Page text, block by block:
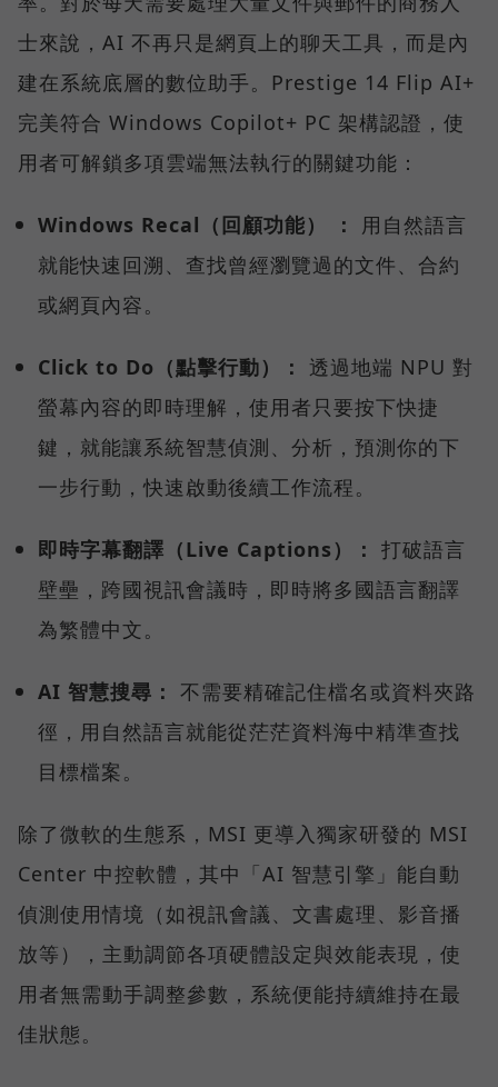
士來說，AI 不再只是網頁上的聊天工具，而是內
建在系統底層的數位助手。Prestige 14 Flip AI+
完美符合 Windows Copilot+ PC 架構認證，使
用者可解鎖多項雲端無法執行的關鍵功能：
Windows Recal（回顧功能） ：
用自然語言
就能快速回溯、查找曾經瀏覽過的文件、合約
或網頁內容。
Click to Do（點擊行動）： 透過地端 NPU 對
螢幕內容的即時理解，使用者只要按下快捷
鍵，就能讓系統智慧偵測、分析，預測你的下
一步行動，快速啟動後續工作流程。
即時字幕翻譯（Live Captions）： 打破語言
壁壘，跨國視訊會議時，即時將多國語言翻譯
為繁體中文。
AI 智慧搜尋： 不需要精確記住檔名或資料夾路
徑，用自然語言就能從茫茫資料海中精準查找
目標檔案。
除了微軟的生態系，MSI 更導入獨家研發的 MSI
Center 中控軟體，其中「AI 智慧引擎」能自動
偵測使用情境（如視訊會議、文書處理、影音播
放等），主動調節各項硬體設定與效能表現，使
用者無需動手調整參數，系統便能持續維持在最
佳狀態。